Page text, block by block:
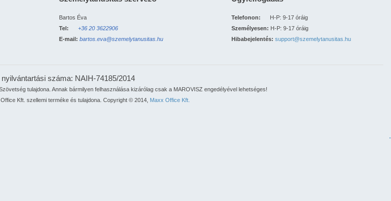
Bartos Éva
Tel:
+36 20 3622906
E-mail: bartos.eva@szemelytanusitas.hu
Telefonon: H-P: 9-17 óráig
Személyesen: H-P: 9-17 óráig
Hibabejelentés: support@szemelytanusitas.hu
száma: NAIH-74185/2014
tulajdona. Annak bármilyen felhasználása kizárólag csak a MAROVISZ engedélyével lehetséges!
Kft. szellemi terméke és tulajdona. Copyright © 2014, Maxx Office Kft.
.